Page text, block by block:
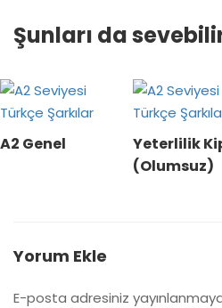
Şunları da
A2 Genel
Yeterlilik
(Olumsuz)
Yorum Ekle
E-posta adresiniz